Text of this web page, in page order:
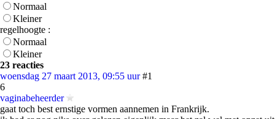
Normaal
Kleiner
regelhoogte :
Normaal
Kleiner
23 reacties
woensdag 27 maart 2013, 09:55 uur #1
6
vaginabeheerder
gaat toch best ernstige vormen aannemen in Frankrijk.